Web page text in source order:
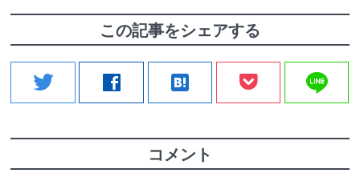
この記事をシェアする
twitter facebook hatenabookmark line
コメント